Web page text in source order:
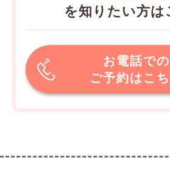
を知りたい方は
お電話での
ご予約はこ